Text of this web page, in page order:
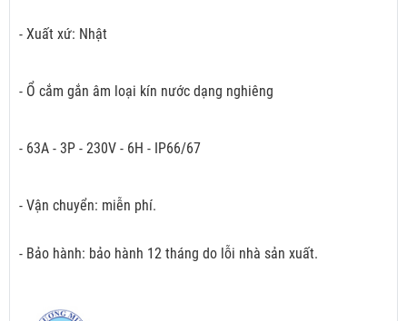
- Xuất xứ: Nhật
- Ổ cắm gắn âm loại kín nước dạng nghiêng
- 63A - 3P - 230V - 6H - IP66/67
- Vận chuyển: miễn phí.
- Bảo hành: bảo hành 12 tháng do lỗi nhà sản xuất.